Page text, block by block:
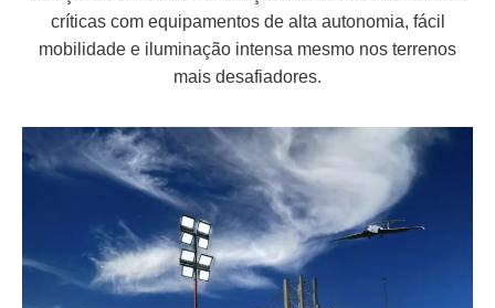
críticas com equipamentos de alta autonomia, fácil
mobilidade e iluminação intensa mesmo nos terrenos
mais desafiadores.